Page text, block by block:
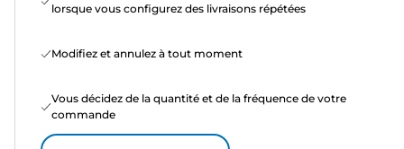
lorsque vous configurez des livraisons répétées
Modifiez et annulez à tout moment
Vous décidez de la quantité et de la fréquence de votre
commande